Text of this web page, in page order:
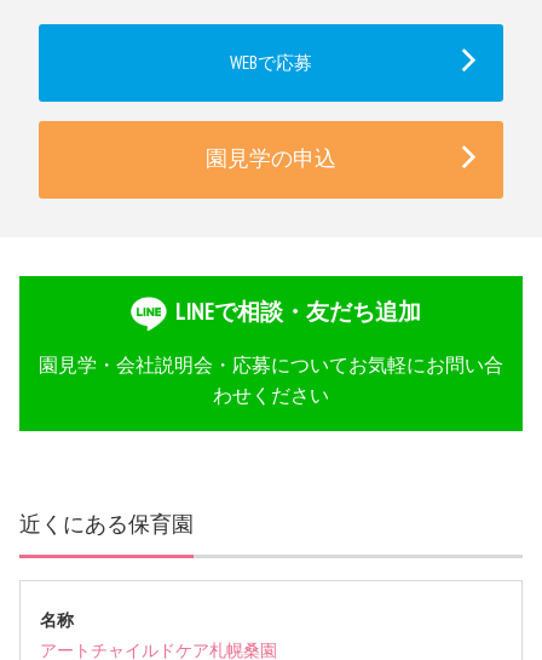
WEBで応募
園見学の申込
LINEで相談・友だち追加
園見学・会社説明会・応募についてお気軽にお問い合
わせください
近くにある保育園
名称
アートチャイルドケア札幌桑園